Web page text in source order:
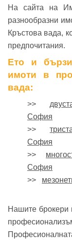
На сайта на
разнообразни
Кръстова вада,
предпочитания.
Ето и
имоти в
вада:
>>
София
>>
София
>>
София
>>
Нашите